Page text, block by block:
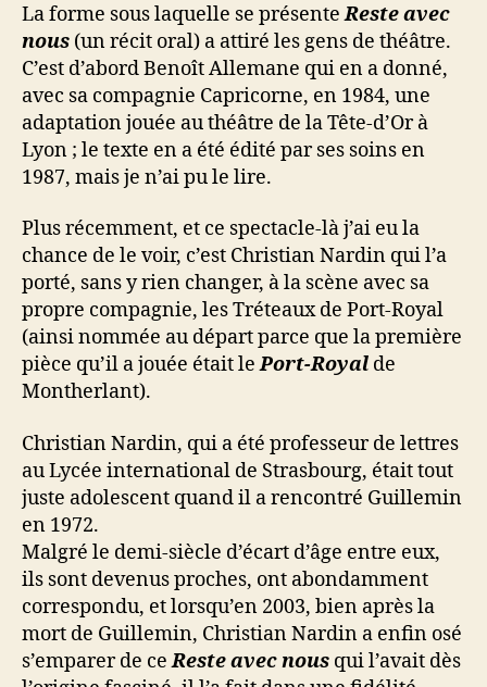
La forme sous laquelle se présenteReste avec
nous (un récit oral) a attiré les gens de théâtre.
C’est d’abord Benoît Allemane qui en a donné,
avec sa compagnie Capricorne, en 1984, une
adaptation jouée au théâtre de la Tête-d’Or à
Lyon ; le texte en a été édité par ses soins en
1987, mais je n’ai pu le lire.
Plus récemment, et ce spectacle-là j’ai eu la
chance de le voir, c’est Christian Nardin qui l’a
porté, sans y rien changer, à la scène avec sa
propre compagnie, les Tréteaux de Port-Royal
(ainsi nommée au départ parce que la première
pièce qu’il a jouée était lePort-Royal de
Montherlant).
Christian Nardin, qui a été professeur de lettres
au Lycée international de Strasbourg, était tout
juste adolescent quand il a rencontré Guillemin
en 1972.
Malgré le demi-siècle d’écart d’âge entre eux,
ils sont devenus proches, ont abondamment
correspondu, et lorsqu’en 2003, bien après la
mort de Guillemin, Christian Nardin a enfin osé
s’emparer de ceReste avec nous qui l’avait dès